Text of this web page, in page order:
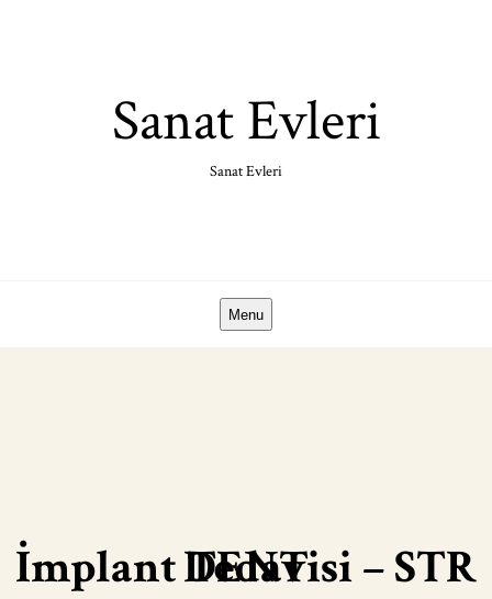
Sanat Evleri
Sanat Evleri
Menu
İmplant Tedavisi – STR DENT